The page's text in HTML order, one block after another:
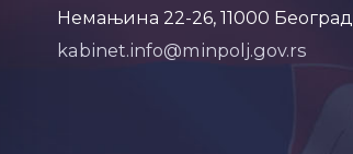
Немањина 22-26, 11000 Београд
kabinet.info@minpolj.gov.rs